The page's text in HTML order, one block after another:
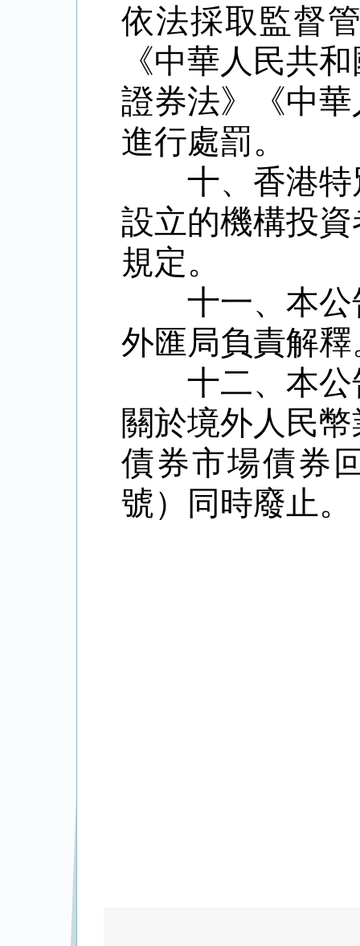
依法採取監督
《中華人民共
證券法》《中
進行處罰。
十、香港特
設立的機構投
規定。
十一、本公
外匯局負責解釋
十二、本公
關於境外人民
債券市場債券
號）同時廢止。